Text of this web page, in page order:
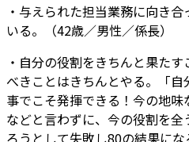
・与えられた担当業務に向き合
いる。（42歳／男性／係長）
・自分の役割をきちんと果た
べきことはきちんとやる。「
事でこそ発揮できる！今の地味
などと言わずに、今の役割を
ろうとして失敗し80の結果にな